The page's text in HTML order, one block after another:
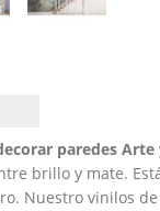
paredes Arte
brillo y mate.
Nuestro vinilos